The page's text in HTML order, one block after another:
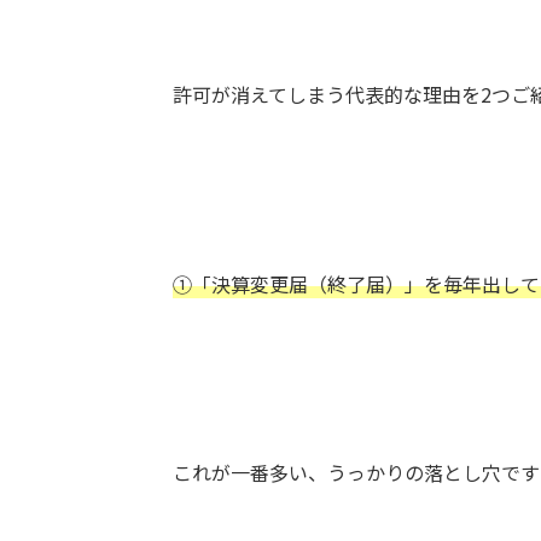
許可が消えてしまう代表的な理由を2つご
①「決算変更届（終了届）」を毎年出し
これが一番多い、うっかりの落とし穴です